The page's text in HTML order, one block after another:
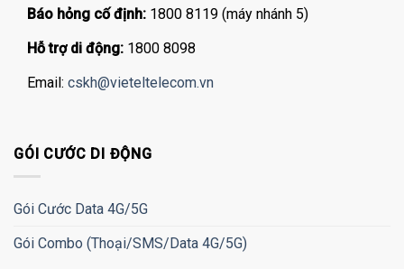
Báo hỏng cố định: 1800 8119 (máy nhánh 5)
Hỗ trợ di động: 1800 8098
Email: cskh@vieteltelecom.vn
GÓI CƯỚC DI ĐỘNG
Gói Cước Data 4G/5G
Gói Combo (Thoại/SMS/Data 4G/5G)